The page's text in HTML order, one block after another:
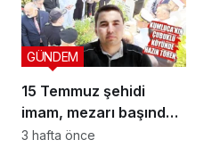
15 Temmuz şehidi
imam, mezarı başında
anıldı
GÜNDEM
3 hafta önce